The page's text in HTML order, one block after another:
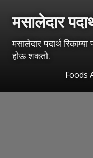
मसालेदार
मसालेदार पदार्थ
होऊ शकतो.
Foods